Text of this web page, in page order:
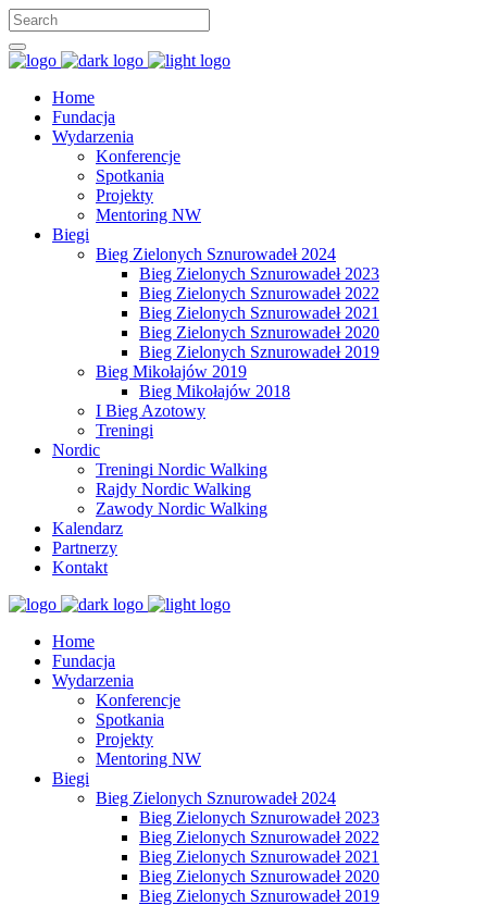
Home
Fundacja
Wydarzenia
Konferencje
Spotkania
Projekty
Mentoring NW
Biegi
Bieg Zielonych Sznurowadeł 2024
Bieg Zielonych Sznurowadeł 2023
Bieg Zielonych Sznurowadeł 2022
Bieg Zielonych Sznurowadeł 2021
Bieg Zielonych Sznurowadeł 2020
Bieg Zielonych Sznurowadeł 2019
Bieg Mikołajów 2019
Bieg Mikołajów 2018
I Bieg Azotowy
Treningi
Nordic
Treningi Nordic Walking
Rajdy Nordic Walking
Zawody Nordic Walking
Kalendarz
Partnerzy
Kontakt
Home
Fundacja
Wydarzenia
Konferencje
Spotkania
Projekty
Mentoring NW
Biegi
Bieg Zielonych Sznurowadeł 2024
Bieg Zielonych Sznurowadeł 2023
Bieg Zielonych Sznurowadeł 2022
Bieg Zielonych Sznurowadeł 2021
Bieg Zielonych Sznurowadeł 2020
Bieg Zielonych Sznurowadeł 2019